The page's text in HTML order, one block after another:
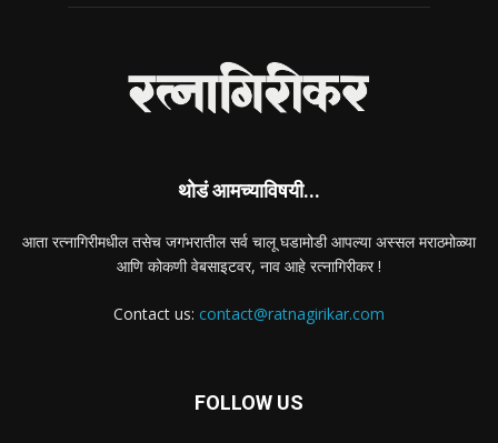
थोडं आमच्याविषयी...
आता रत्नागिरीमधील तसेच जगभरातील सर्व चालू घडामोडी आपल्या अस्सल मराठमोळ्या
आणि कोकणी वेबसाइटवर, नाव आहे रत्नागिरीकर !
Contact us: contact@ratnagirikar.com
FOLLOW US